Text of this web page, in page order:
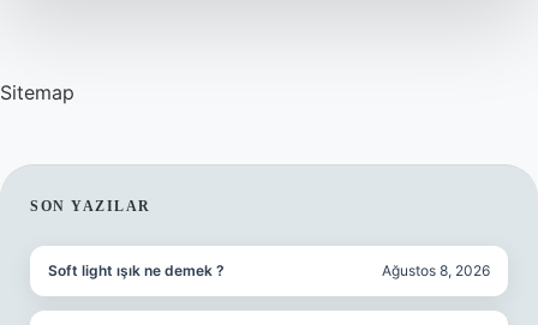
Sitemap
SIDEBAR
SON YAZILAR
Soft light ışık ne demek ? Ağustos 8, 2026